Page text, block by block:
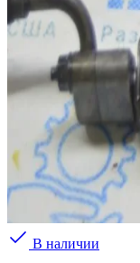
В наличии